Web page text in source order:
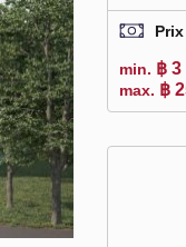
Prix
min. ฿ 3
max. ฿